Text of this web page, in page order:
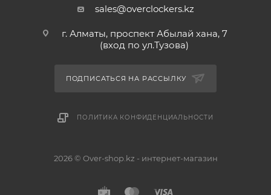
sales@overclockers.kz
г. Алматы, проспект Абылай хана, 7
(вход по ул.Тузова)
ПОДПИСАТЬСЯ НА РАССЫЛКУ
ПОЛИТИКА КОНФИДЕНЦИАЛЬНОСТИ
2026 © Over-shop.kz - интернет-магазин